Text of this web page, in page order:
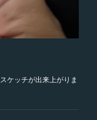
ケッチが出来上がりま